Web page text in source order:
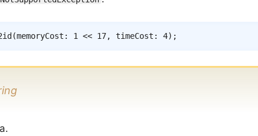
(memoryCost : 1 << 17, timeCost : 4) ;